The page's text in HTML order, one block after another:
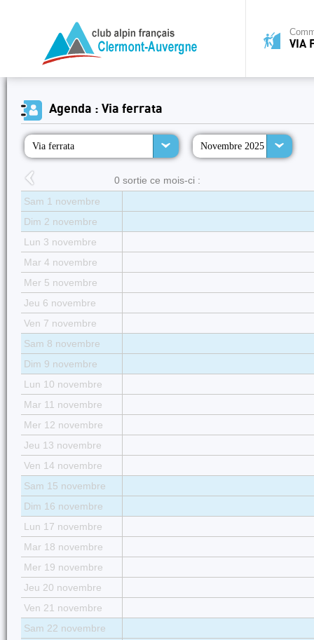
VIA
Agenda : Via ferrata
Via ferrata Novembre 2025
0 sortie ce mois-ci :
Sam 1 novembre
Dim 2 novembre
Lun 3 novembre
Mar 4 novembre
Mer 5 novembre
Jeu 6 novembre
Ven 7 novembre
Sam 8 novembre
Dim 9 novembre
Lun 10 novembre
Mar 11 novembre
Mer 12 novembre
Jeu 13 novembre
Ven 14 novembre
Sam 15 novembre
Dim 16 novembre
Lun 17 novembre
Mar 18 novembre
Mer 19 novembre
Jeu 20 novembre
Ven 21 novembre
Sam 22 novembre